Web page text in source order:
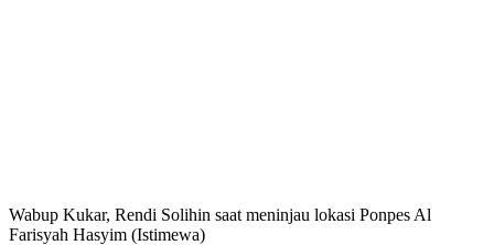
Wabup Kukar, Rendi Solihin saat meninjau lokasi Ponpes Al
Farisyah Hasyim (Istimewa)